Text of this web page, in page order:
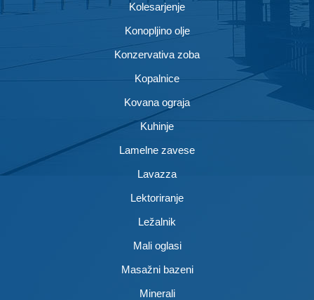
Kolesarjenje
Konopljino olje
Konzervativa zoba
Kopalnice
Kovana ograja
Kuhinje
Lamelne zavese
Lavazza
Lektoriranje
Ležalnik
Mali oglasi
Masažni bazeni
Minerali